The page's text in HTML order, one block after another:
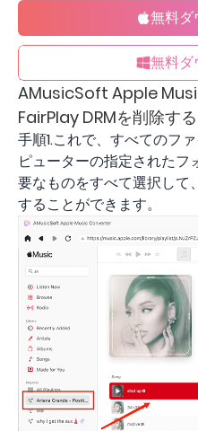
無料ダ
無料ダ
AMusicSoft Apple
FairPlay DRMを削除する
手順1.これで、すべてのフ
ピューターの指定された
要なものをすべて選択して
することができます。